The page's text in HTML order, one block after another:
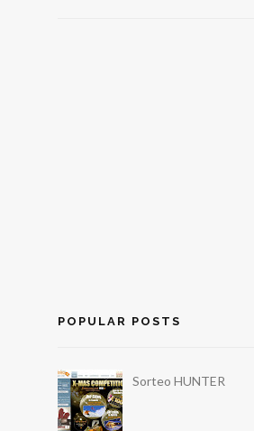
POPULAR POSTS
Sorteo HUNTER